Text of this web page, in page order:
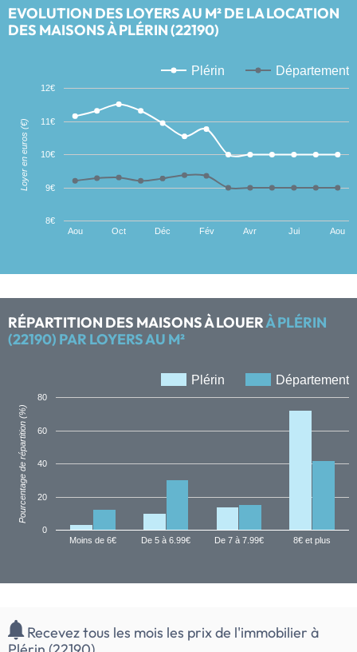
EVOLUTION DES LOYERS AU M² DE LA LOCATION
DES MAISONS À PLÉRIN (22190)
Plérin Département
Aou Oct Déc Fév Avr Jui Aou
8€
9€
10€
11€
12€
Loyer en euros (€)
RÉPARTITION DES MAISONS À LOUERÀ PLÉRIN
(22190) PAR LOYERS AU M²
Plérin Département
Moins de 6€ De 5 à 6.99€ De 7 à 7.99€ 8€ et plus
0
20
40
60
80
Pourcentage de répartition (%)
Recevez tous les mois les prix de l'immobilier à